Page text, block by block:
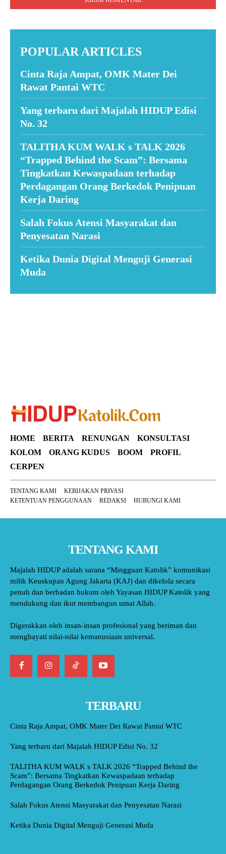
POPULAR ARTICLES
Cinta Raja Ampat, OMK Mater Dei
Rawat Pantai WTC
Yang terbaru dari Majalah HIDUP Edisi
No. 32
TALITHA KUM WALK s TALK 2026
“Trapped Behind the Scam”: Bersama
Tingkatkan Kewaspadaan terhadap
Perdagangan Orang Berkedok Penipuan
Kerja Daring
Salah Fokus Atensi Masyarakat dan
Penyesatan Narasi
Ketika Dunia Digital Menguji Generasi
Muda
HOME BERITA RENUNGAN
KONSULTASI
KOLOM
ORANG KUDUS BOOM
PROFIL
CERPEN
TENTANG KAMI
KEBIJAKAN PRIVASI
KETENTUAN PENGGUNAAN
REDAKSI HUBUNGI KAMI
TENTANG KAMI
Majalah HIDUP adalah sarana “Mingguan Katolik” komunikasi
milik Keuskupan Agung Jakarta (KAJ) dan dikelola secara
penuh dan berbadan hukum oleh Yayasan HIDUP Katolik yang
mendukung dan ikut membangun umat Allah.
Digerakkan oleh insan-insan profesional yang beriman dan
menghayati nilai-nilai kemanusiaan universal.
TERBARU
Cinta Raja Ampat, OMK Mater Dei Rawat Pantai WTC
Yang terbaru dari Majalah HIDUP Edisi No. 32
TALITHA KUM WALK s TALK 2026 “Trapped Behind the
Scam”: Bersama Tingkatkan Kewaspadaan terhadap
Perdagangan Orang Berkedok Penipuan Kerja Daring
Salah Fokus Atensi Masyarakat dan Penyesatan Narasi
Ketika Dunia Digital Menguji Generasi Muda